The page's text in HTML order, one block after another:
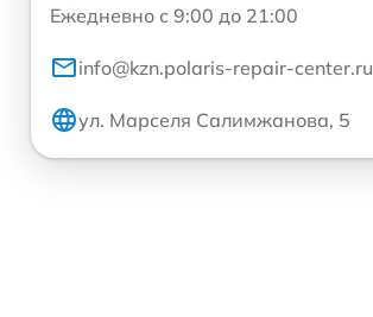
Ежедневно с 9:00 до 21:00
info@kzn.polaris-repair-center.ru
ул. Марселя Салимжанова, 5